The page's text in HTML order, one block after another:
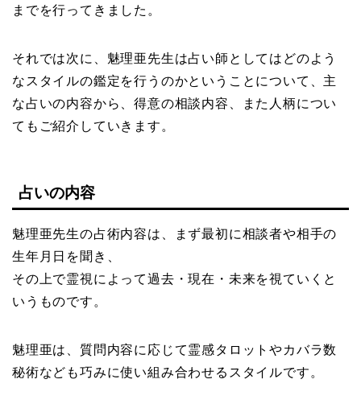
までを行ってきました。
それでは次に、魅理亜先生は占い師としてはどのよう
なスタイルの鑑定を行うのかということについて、主
な占いの内容から、得意の相談内容、また人柄につい
てもご紹介していきます。
占いの内容
魅理亜先生の占術内容は、まず最初に相談者や相手の
生年月日を聞き、
その上で霊視によって過去・現在・未来を視ていくと
いうものです。
魅理亜は、質問内容に応じて霊感タロットやカバラ数
秘術なども巧みに使い組み合わせるスタイルです。